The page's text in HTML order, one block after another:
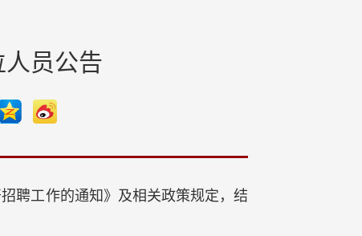
员公告
聘工作的通知》及相关政策规定，结